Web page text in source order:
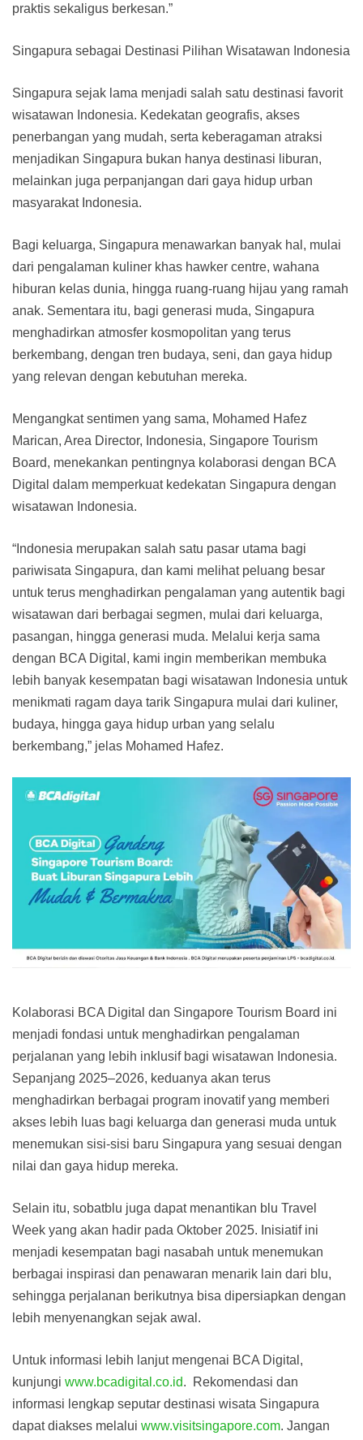
praktis sekaligus berkesan.”
Singapura sebagai Destinasi Pilihan Wisatawan Indonesia
Singapura sejak lama menjadi salah satu destinasi favorit
wisatawan Indonesia. Kedekatan geografis, akses
penerbangan yang mudah, serta keberagaman atraksi
menjadikan Singapura bukan hanya destinasi liburan,
melainkan juga perpanjangan dari gaya hidup urban
masyarakat Indonesia.
Bagi keluarga, Singapura menawarkan banyak hal, mulai
dari pengalaman kuliner khas hawker centre, wahana
hiburan kelas dunia, hingga ruang-ruang hijau yang ramah
anak. Sementara itu, bagi generasi muda, Singapura
menghadirkan atmosfer kosmopolitan yang terus
berkembang, dengan tren budaya, seni, dan gaya hidup
yang relevan dengan kebutuhan mereka.
Mengangkat sentimen yang sama, Mohamed Hafez
Marican, Area Director, Indonesia, Singapore Tourism
Board, menekankan pentingnya kolaborasi dengan BCA
Digital dalam memperkuat kedekatan Singapura dengan
wisatawan Indonesia.
“Indonesia merupakan salah satu pasar utama bagi
pariwisata Singapura, dan kami melihat peluang besar
untuk terus menghadirkan pengalaman yang autentik bagi
wisatawan dari berbagai segmen, mulai dari keluarga,
pasangan, hingga generasi muda. Melalui kerja sama
dengan BCA Digital, kami ingin memberikan membuka
lebih banyak kesempatan bagi wisatawan Indonesia untuk
menikmati ragam daya tarik Singapura mulai dari kuliner,
budaya, hingga gaya hidup urban yang selalu
berkembang,” jelas Mohamed Hafez.
Kolaborasi BCA Digital dan Singapore Tourism Board ini
menjadi fondasi untuk menghadirkan pengalaman
perjalanan yang lebih inklusif bagi wisatawan Indonesia.
Sepanjang 2025–2026, keduanya akan terus
menghadirkan berbagai program inovatif yang memberi
akses lebih luas bagi keluarga dan generasi muda untuk
menemukan sisi-sisi baru Singapura yang sesuai dengan
nilai dan gaya hidup mereka.
Selain itu, sobatblu juga dapat menantikan blu Travel
Week yang akan hadir pada Oktober 2025. Inisiatif ini
menjadi kesempatan bagi nasabah untuk menemukan
berbagai inspirasi dan penawaran menarik lain dari blu,
sehingga perjalanan berikutnya bisa dipersiapkan dengan
lebih menyenangkan sejak awal.
Untuk informasi lebih lanjut mengenai BCA Digital,
kunjungi www.bcadigital.co.id. Rekomendasi dan
informasi lengkap seputar destinasi wisata Singapura
dapat diakses melalui www.visitsingapore.com. Jangan